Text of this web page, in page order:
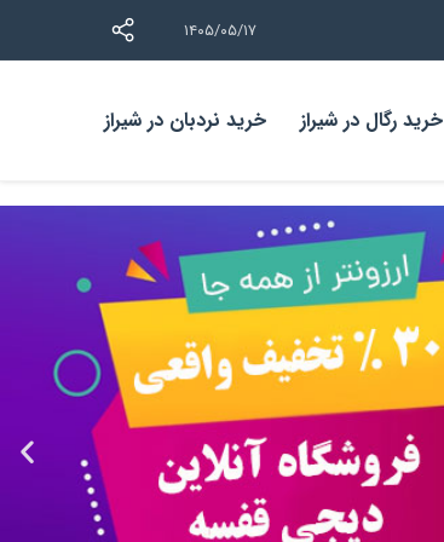
۱۴۰۵/۰۵/۱۷
خرید رگال در شیراز خرید نردبان در شیراز